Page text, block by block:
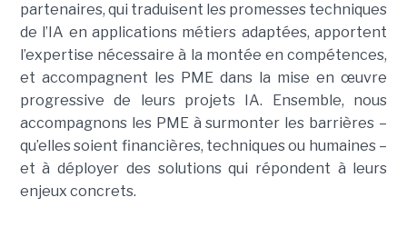
partenaires, qui traduisent les promesses techniques
de l’IA en applications métiers adaptées, apportent
l’expertise nécessaire à la montée en compétences,
et accompagnent les PME dans la mise en œuvre
progressive de leurs projets IA. Ensemble, nous
accompagnons les PME à surmonter les barrières –
qu’elles soient financières, techniques ou humaines –
et à déployer des solutions qui répondent à leurs
enjeux concrets.